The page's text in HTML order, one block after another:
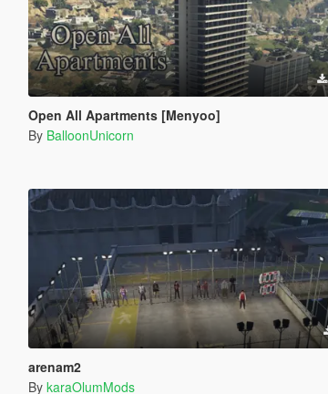
Open All Apartments [Menyoo]
By BalloonUnicorn
arenam2
By karaOlumMods